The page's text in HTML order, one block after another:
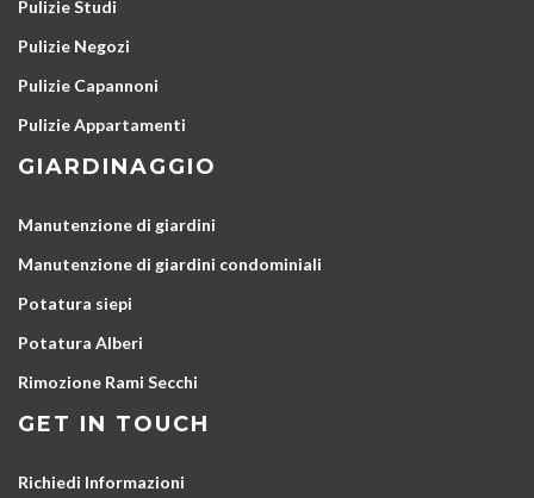
Pulizie Studi
Pulizie Negozi
Pulizie Capannoni
Pulizie Appartamenti
GIARDINAGGIO
Manutenzione di giardini
Manutenzione di giardini condominiali
Potatura siepi
Potatura Alberi
Rimozione Rami Secchi
GET IN TOUCH
Richiedi Informazioni